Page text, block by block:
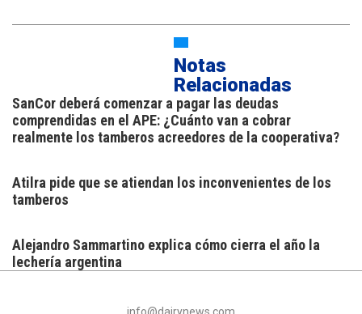
Notas
Relacionadas
SanCor deberá comenzar a pagar las deudas
comprendidas en el APE: ¿Cuánto van a cobrar
realmente los tamberos acreedores de la cooperativa?
Atilra pide que se atiendan los inconvenientes de los
tamberos
Alejandro Sammartino explica cómo cierra el año la
lechería argentina
info@dairynews.com